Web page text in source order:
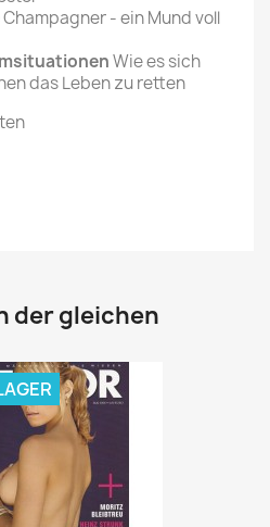
Champagner - ein Mund voll
Wie es sich
das Leben zu retten
der gleichen